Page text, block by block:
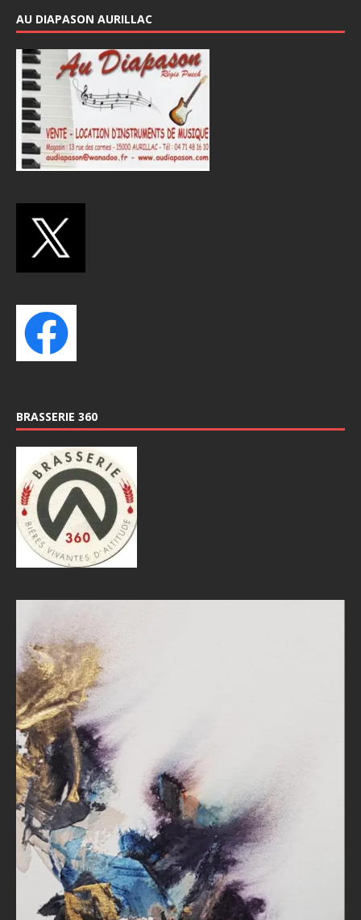
AU DIAPASON AURILLAC
BRASSERIE 360